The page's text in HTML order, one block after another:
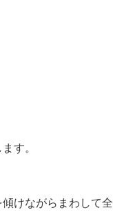
す。
けながらまわして全